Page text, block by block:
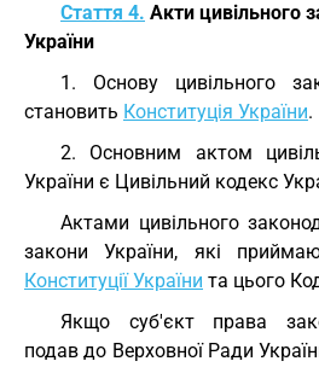
Стаття 4. Акти цивільного
України
1. Основу цивільного
становить Конституція України.
2. Основним актом
України є Цивільний кодекс
Актами цивільного
закони України, які
Конституції України та цього
Якщо суб'єкт права
подав до Верховної Ради